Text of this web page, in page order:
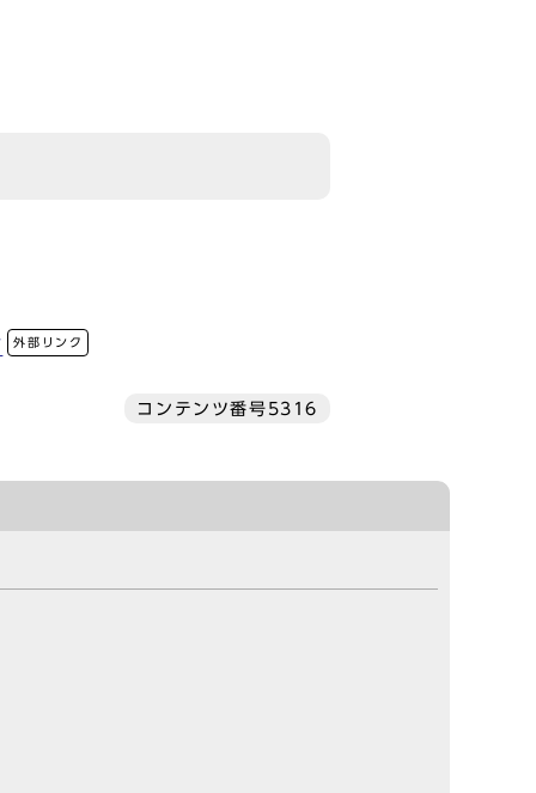
外部リンク
コンテンツ番号5316